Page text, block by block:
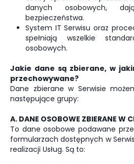
danych osobowych,
bezpieczeństwa.
System IT Serwisu oraz
spełniają wszelkie
osobowych.
Jakie dane są zbierane, w
przechowywane?
Dane zbierane w Serwisie
następujące grupy:
A. DANE OSOBOWE ZBIERANE W
To dane osobowe podawane
formularzach dostępnych w
realizacji Usług. Są to: